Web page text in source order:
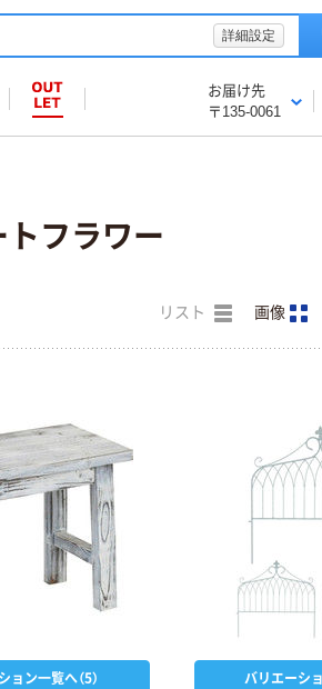
詳細設定
お届け先
〒135-0061
フラワー
リスト 画像
ョン一覧へ（5） バリエーシ